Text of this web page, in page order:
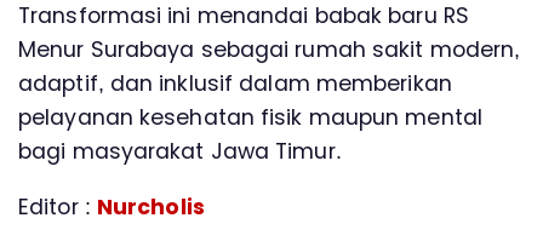
Transformasi ini menandai babak baru RS
Menur Surabaya sebagai rumah sakit modern,
adaptif, dan inklusif dalam memberikan
pelayanan kesehatan fisik maupun mental
bagi masyarakat Jawa Timur.
Editor : Nurcholis